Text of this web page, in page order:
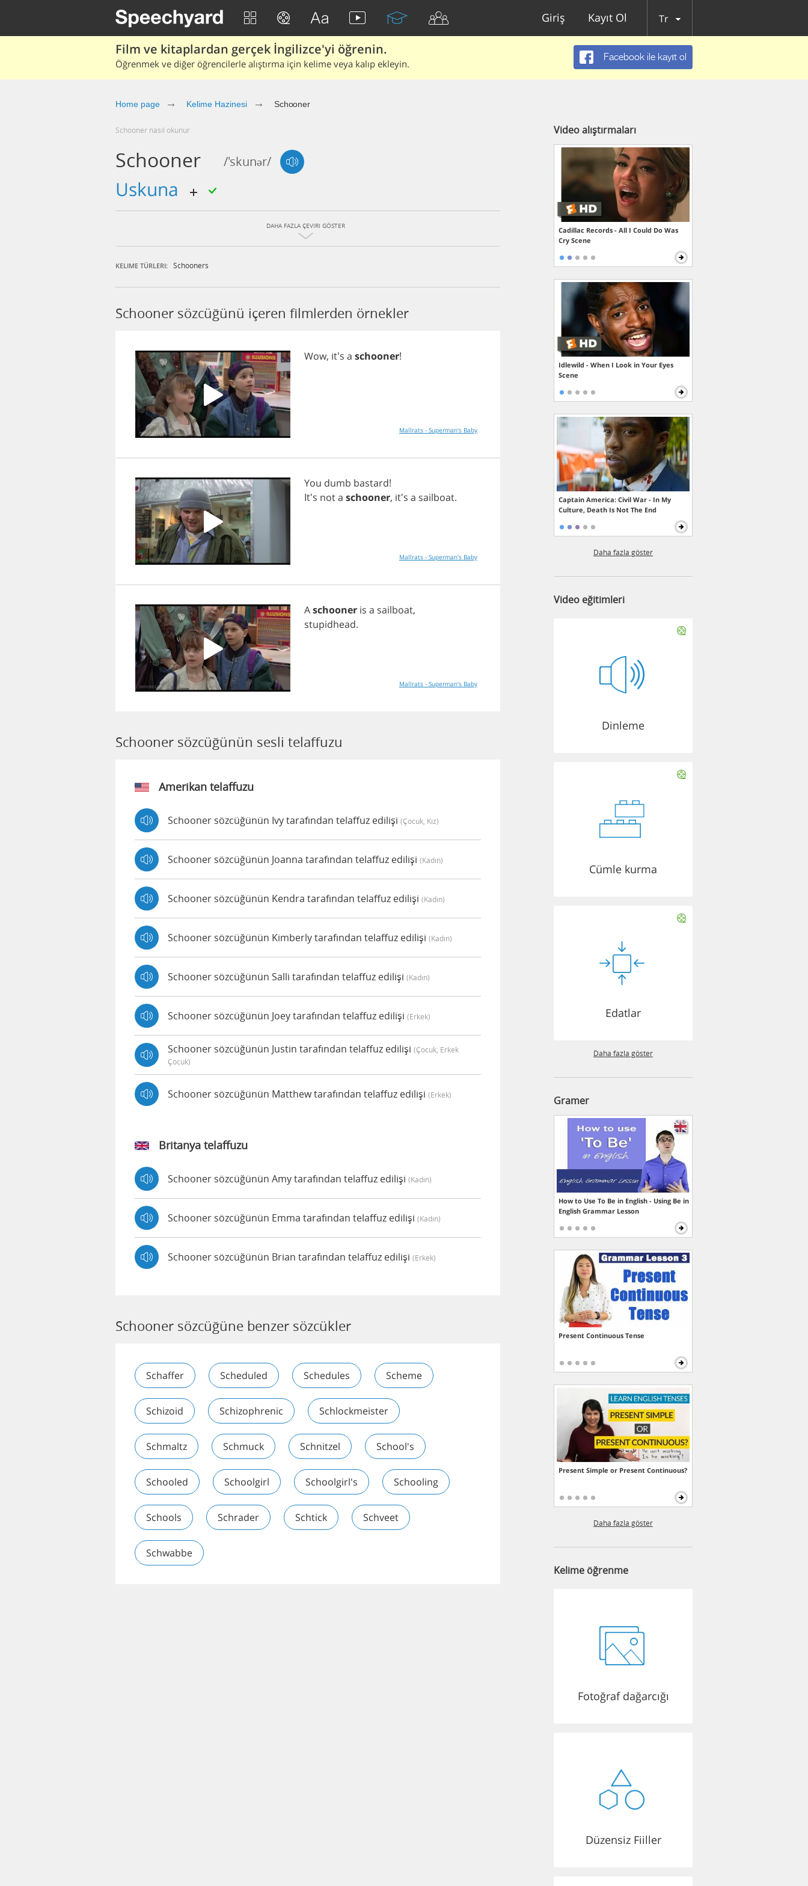
Giriş Kayıt Ol Tr
Film ve kitaplardan gerçek İngilizce'yi öğrenin.
Öğrenmek ve diğer öğrencilerle alıştırma için kelime veya kalıp ekleyin.
Facebook ile kayıt ol
Home page Kelime Hazinesi Schooner
schooner nasıl okunur
Schooner /'skunər/
uskuna
DAHA FAZLA ÇEVIRI GÖSTER
KELIME TÜRLERI: Schooners
Schooner sözcüğünü içeren filmlerden örnekler
Wow, it's a schooner!
Mallrats - Superman's Baby
You dumb bastard!
It's nota schooner, it's a sailboat.
Mallrats - Superman's Baby
Aschooner is a sailboat,
stupidhead.
Mallrats - Superman's Baby
Schooner sözcüğünün sesli telaffuzu
Amerikan telaffuzu
Schooner sözcüğünün Ivy tarafından telaffuz edilişi (çocuk, Kız)
Schooner sözcüğünün Joanna tarafından telaffuz edilişi (kadın)
Schooner sözcüğünün Kendra tarafından telaffuz edilişi (kadın)
Schooner sözcüğünün Kimberly tarafından telaffuz edilişi (kadın)
Schooner sözcüğünün Salli tarafından telaffuz edilişi (kadın)
Schooner sözcüğünün Joey tarafından telaffuz edilişi (erkek)
Schooner sözcüğünün Justin tarafından telaffuz edilişi (çocuk, Erkek
Çocuk)
Schooner sözcüğünün Matthew tarafından telaffuz edilişi (erkek)
Britanya telaffuzu
Schooner sözcüğünün Amy tarafından telaffuz edilişi (kadın)
Schooner sözcüğünün Emma tarafından telaffuz edilişi (kadın)
Schooner sözcüğünün Brian tarafından telaffuz edilişi (erkek)
Schooner sözcüğüne benzer sözcükler
Schaffer Scheduled Schedules Scheme
Schizoid Schizophrenic Schlockmeister
Schmaltz Schmuck Schnitzel School's
Schooled Schoolgirl Schoolgirl's Schooling
Schools Schrader Schtick Schveet
Schwabbe
Video alıştırmaları
Cadillac Records - All I Could Do Was
Cry Scene
Idlewild - When I Look in Your Eyes
Scene
Captain America: Civil War - In My
Culture, Death Is Not The End
Daha fazla göster
Video eğitimleri
Dinleme
Cümle kurma
Edatlar
Daha fazla göster
Gramer
How to Use To Be in English - Using Be in
English Grammar Lesson
Present Continuous Tense
Present Simple or Present Continuous?
Daha fazla göster
Kelime öğrenme
Fotoğraf dağarcığı
Düzensiz Fiiller